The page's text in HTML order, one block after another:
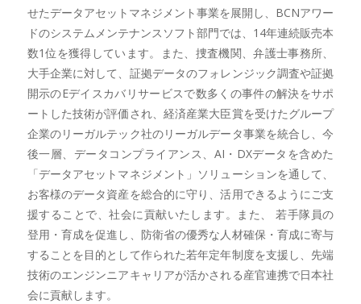
せたデータアセットマネジメント事業を展開し、BCNアワー
ドのシステムメンテナンスソフト部門では、14年連続販売本
数1位を獲得しています。また、捜査機関、弁護士事務所、
大手企業に対して、証拠データのフォレンジック調査や証拠
開示のEデイスカバリサービスで数多くの事件の解決をサポ
ートした技術が評価され、経済産業大臣賞を受けたグループ
企業のリーガルテック社のリーガルデータ事業を統合し、今
後一層、データコンプライアンス、AI・DXデータを含めた
「データアセットマネジメント」ソリューションを通して、
お客様のデータ資産を総合的に守り、活用できるようにご支
援することで、社会に貢献いたします。また、 若手隊員の
登用・育成を促進し、防衛省の優秀な人材確保・育成に寄与
することを目的として作られた若年定年制度を支援し、先端
技術のエンジンニアキャリアが活かされる産官連携で日本社
会に貢献します。